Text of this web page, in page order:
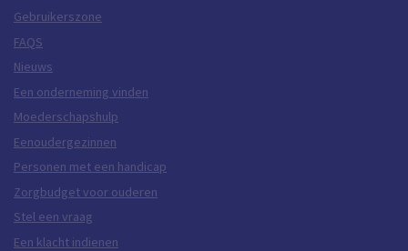
Gebruikerszone
FAQS
Nieuws
Een onderneming vinden
Moederschapshulp
Eenoudergezinnen
Personen met een handicap
Zorgbudget voor ouderen
Stel een vraag
Een klacht indienen